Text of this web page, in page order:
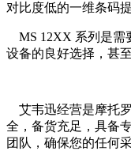
对比度低的一维条码
MS 12XX 系列是需
设备的良好选择，
艾韦迅经营是摩托
全，备货充足，具备
团队，确保您的任何